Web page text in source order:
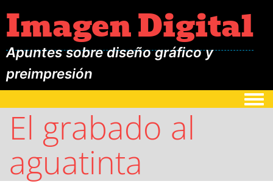
Imagen Digital
Apuntes sobre diseño gráfico y
preimpresión
El grabado al
aguatinta